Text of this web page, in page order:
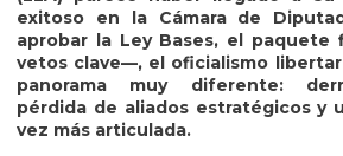
exitoso en la Cámara de
aprobar la Ley Bases, el paquete
vetos clave—, el oficialismo
panorama muy diferente:
pérdida de aliados estratégicos y
vez más articulada.